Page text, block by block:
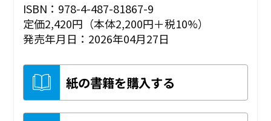
ISBN：978-4-487-81867-9
定価2,420円（本体2,200円＋税10%）
発売年月日：2026年04月27日
紙の書籍を購入する